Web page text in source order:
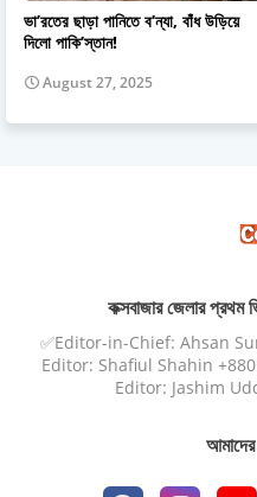
ভা’রতের ছাড়া পানিতে ব’ন্যা, বাঁধ উড়িয়ে
দিলো পাকি’স্তান!
August 27, 2025
কক্সবাজার জেলার প্রথম
✅Editor-in-Chief: Ahsan
Editor: Shafiul Shahin
Editor: Jashim